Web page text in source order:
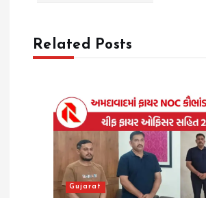
a
Related Posts
Gujarat